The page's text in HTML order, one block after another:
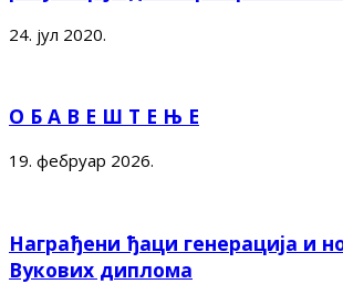
24. јул 2020.
О Б А В Е Ш Т Е Њ Е
19. фебруар 2026.
Награђени ђаци генерација и
Вукових диплома